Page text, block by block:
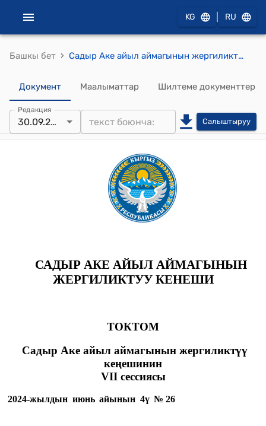
KG RU
Башкы бет › Садыр Аке айыл аймагынын жергиликтүү кенешинин 2024-жылдын 4-июнундагы № 26 "Жердин багытын которуу жөнүндө" Токтому
Документ Маалыматтар Шилтеме документтер
Редакция
30.09.2024 Салыштыруу